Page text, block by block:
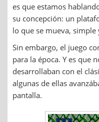
es que estamos
su concepción: un
lo que se mueva, simple
Sin embargo, el juego
para la época. Y es que
desarrollaban con el
algunas de ellas
pantalla.